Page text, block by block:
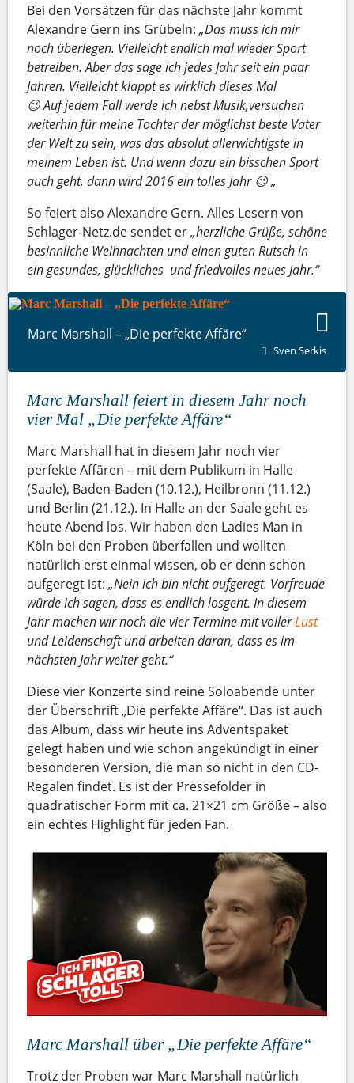
Bei den Vorsätzen für das nächste Jahr kommt
Alexandre Gern ins Grübeln: „Das muss ich mir
noch überlegen. Vielleicht endlich mal wieder Sport
betreiben. Aber das sage ich jedes Jahr seit ein paar
Jahren. Vielleicht klappt es wirklich dieses Mal
😉 Auf jedem Fall werde ich nebst Musik,versuchen
weiterhin für meine Tochter der möglichst beste Vater
der Welt zu sein, was das absolut allerwichtigste in
meinem Leben ist. Und wenn dazu ein bisschen Sport
auch geht, dann wird 2016 ein tolles Jahr 😉 „
So feiert also Alexandre Gern. Alles Lesern von
Schlager-Netz.de sendet er„herzliche Grüße, schöne
besinnliche Weihnachten und einen guten Rutsch in
ein gesundes, glückliches und friedvolles neues Jahr.“
Marc Marshall – „Die perfekte Affäre“
Sven Serkis
Marc Marshall feiert in diesem Jahr noch
vier Mal „Die perfekte Affäre“
Marc Marshall hat in diesem Jahr noch vier
perfekte Affären – mit dem Publikum in Halle
(Saale), Baden-Baden (10.12.), Heilbronn (11.12.)
und Berlin (21.12.). In Halle an der Saale geht es
heute Abend los. Wir haben den Ladies Man in
Köln bei den Proben überfallen und wollten
natürlich erst einmal wissen, ob er denn schon
aufgeregt ist: „Nein ich bin nicht aufgeregt. Vorfreude
würde ich sagen, dass es endlich losgeht. In diesem
Jahr machen wir noch die vier Termine mit vollerLust
und Leidenschaft und arbeiten daran, dass es im
nächsten Jahr weiter geht.“
Diese vier Konzerte sind reine Soloabende unter
der Überschrift „Die perfekte Affäre“. Das ist auch
das Album, dass wir heute ins Adventspaket
gelegt haben und wie schon angekündigt in einer
besonderen Version, die man so nicht in den CD-
Regalen findet. Es ist der Pressefolder in
quadratischer Form mit ca. 21×21 cm Größe – also
ein echtes Highlight für jeden Fan.
Marc Marshall über „Die perfekte Affäre“
Trotz der Proben war Marc Marshall natürlich